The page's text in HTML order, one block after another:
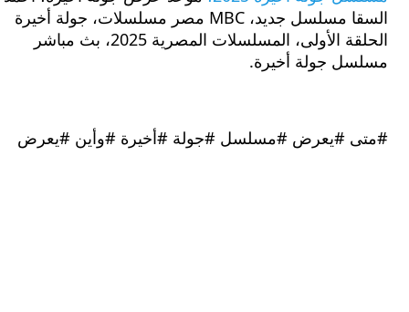
السقا مسلسل جديد، MBC مصر مسلسلات، جولة أخيرة
الحلقة الأولى، المسلسلات المصرية 2025، بث مباشر
جولة أخيرة.
#يعرض #مسلسل #جولة #أخيرة #وأين #يعرض